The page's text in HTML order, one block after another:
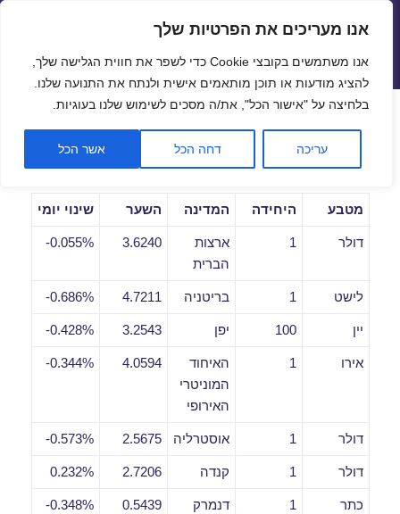
פתח
אנו מעריכים את הפרטיות שלך
אנו משתמשים בקובצי Cookie כדי לשפר את חווית הגלישה שלך,
להציג מודעות או תוכן מותאמים אישית ולנתח את התנועה שלנו.
בלחיצה על "אישור הכל", את/ה מסכים לשימוש שלנו בעוגיות.
עריכה דחה הכל אשר הכל
שערי חליפין יציגים – שער יציג
תפריטים
ווידג'טים
שערי חליפין יומיים לתאריך
02/04/2019
מטבע היחידה המדינה השער שינוי יומי
דולר 1
ארצות
הברית
3.6240
0.055%-
לישט 1 בריטניה 4.7211
0.686%-
יין 100 יפן 3.2543
0.428%-
אירו 1
האיחוד
המוניטרי
האירופי
4.0594
0.344%-
דולר 1 אוסטרליה 2.5675
0.573%-
דולר 1 קנדה 2.7206
0.232%
כתר 1 דנמרק 0.5439
0.348%-